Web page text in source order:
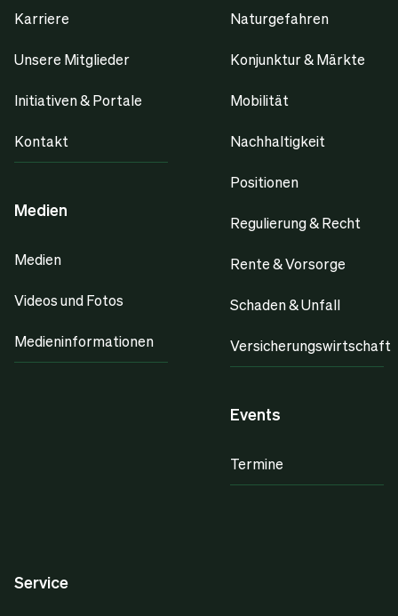
Karriere
Unsere Mitglieder
Initiativen & Portale
Kontakt
Medien
Medien
Videos und Fotos
Medieninformationen
Naturgefahren
Konjunktur & Märkte
Mobilität
Nachhaltigkeit
Positionen
Regulierung & Recht
Rente & Vorsorge
Schaden & Unfall
Versicherungswirtschaft
Events
Termine
Service